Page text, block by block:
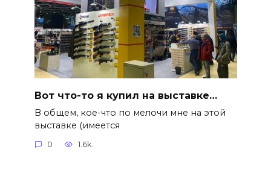
Вот что-то я купил на выставке…
В общем, кое-что по мелочи мне на этой
выставке (имеется
0 1.6k.